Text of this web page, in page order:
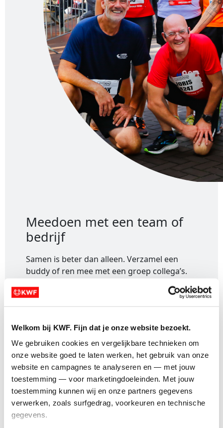
Welkom bij KWF. Fijn dat je onze website bezoekt.
We gebruiken cookies en vergelijkbare technieken om
onze website goed te laten werken, het gebruik van onze
website en campagnes te analyseren en — met jouw
toestemming — voor marketingdoeleinden. Met jouw
toestemming kunnen wij en onze partners gegevens
verwerken, zoals surfgedrag, voorkeuren en technische
gegevens.
Meedoen met een team of
bedrijf
Samen is beter dan alleen. Verzamel een
buddy of ren mee met een groep collega’s.
1. Inschrijven
: Meld je aan en krijg een
persoonlijke actiepagina voor jouw
evenement.